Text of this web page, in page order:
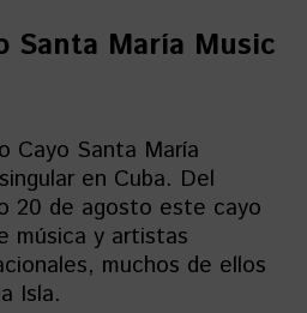
Santa María Music
Cayo Santa María
en Cuba. Del
20 de agosto este cayo
música y artistas
muchos de ellos
Isla.